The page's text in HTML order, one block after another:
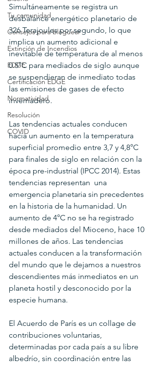
Tu comunidad
Consejos para bloguear
Extinción de Incendios
EDGE
Certificación EDGE
Normatividad
Resolución
COVID
Simultáneamente se registra un
desbalance energético planetario de
326 Terajoules por segundo, lo que
implica un aumento adicional e
inevitable de temperatura de al menos
0.5°C para mediados de siglo aunque
se suspendieran de inmediato todas
las emisiones de gases de efecto
invernadero.
Las tendencias actuales conducen
hacia un aumento en la temperatura
superficial promedio entre 3,7 y 4,8°C
para finales de siglo en relación con la
época pre-industrial (IPCC 2014). Estas
tendencias representan  una
emergencia planetaria sin precedentes
en la historia de la humanidad. Un
aumento de 4°C no se ha registrado
desde mediados del Mioceno, hace 10
millones de años. Las tendencias
actuales conducen a la transformación
del mundo que le dejamos a nuestros
descendientes más inmediatos en un
planeta hostil y desconocido por la
especie humana.
El Acuerdo de París es un collage de
contribuciones voluntarias,
determinadas por cada país a su libre
albedrío, sin coordinación entre las